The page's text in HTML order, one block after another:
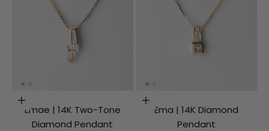
Choosing options
Emae | 14K Two-Tone
Diamond Pendant
Choosing options
Ema | 14K Diamond
Pendant